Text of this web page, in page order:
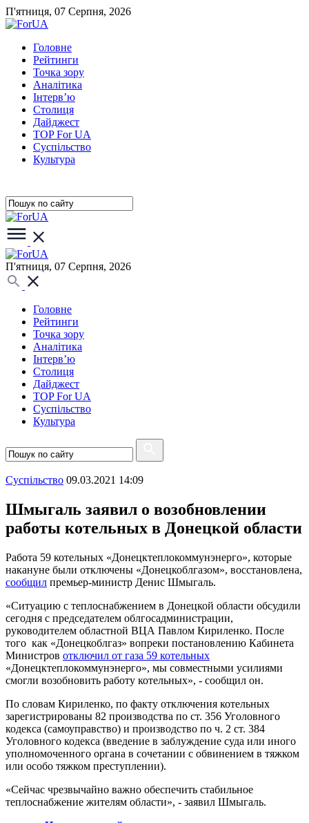
П'ятниця, 07 Серпня, 2026
Головне
Рейтинги
Точка зору
Аналітика
Інтерв’ю
Столиця
Дайджест
TOP For UA
Суспiльство
Культура
П'ятниця, 07 Серпня, 2026
Головне
Рейтинги
Точка зору
Аналітика
Інтерв’ю
Столиця
Дайджест
TOP For UA
Суспiльство
Культура
Суспiльство 09.03.2021 14:09
Шмыгаль заявил о возобновлении
работы котельных в Донецкой области
Работа 59 котельных «Донецктеплокоммунэнерго», которые
накануне были отключены «Донецкоблгазом», восстановлена,
сообщил премьер-министр Денис Шмыгаль.
«Ситуацию с теплоснабжением в Донецкой области обсудили
сегодня с председателем облгосадминистрации,
руководителем областной ВЦА Павлом Кириленко. После
того как «Донецкоблгаз» вопреки постановлению Кабинета
Министров отключил от газа 59 котельных
«Донецктеплокоммунэнерго», мы совместными усилиями
смогли возобновить работу котельных», - сообщил он.
По словам Кириленко, по факту отключения котельных
зарегистрированы 82 производства по ст. 356 Уголовного
кодекса (самоуправство) и производство по ч. 2 ст. 384
Уголовного кодекса (введение в заблуждение суда или иного
уполномоченного органа в сочетании с обвинением в тяжком
или особо тяжком преступлении).
«Сейчас чрезвычайно важно обеспечить стабильное
теплоснабжение жителям области», - заявил Шмыгаль.